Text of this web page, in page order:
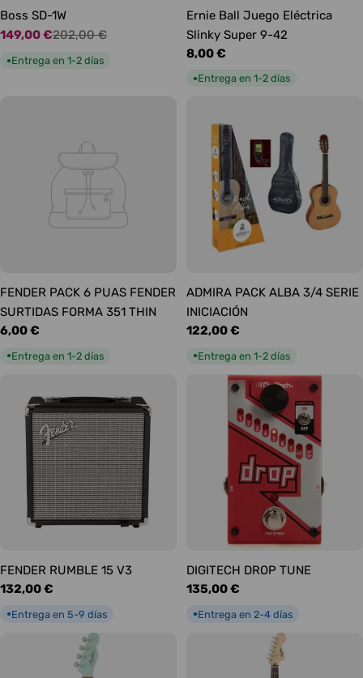
Boss SD-1W
Precio
de
149,00 €
Precio
habitual
202,00 €
●Entrega en 1-2 días
Ernie Ball Juego Eléctrica
Slinky Super 9-42
Precio
habitual
8,00 €
●Entrega en 1-2 días
FENDER PACK 6 PUAS FENDER
SURTIDAS FORMA 351 THIN
Precio
6,00 €
●Entrega en 1-2 días
ADMIRA PACK ALBA 3/4 SERIE
INICIACIÓN
Precio
122,00 €
●Entrega en 1-2 días
FENDER RUMBLE 15 V3
Precio
132,00 €
●Entrega en 5-9 días
DIGITECH DROP TUNE
Precio
135,00 €
●Entrega en 2-4 días